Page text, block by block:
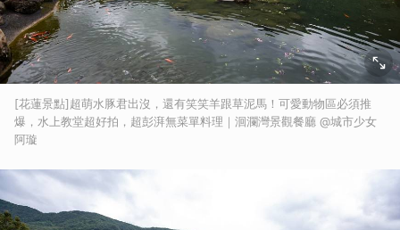
[花蓮景點]超萌水豚君出沒，還有笑笑羊跟草泥馬！可愛動物區必須推
爆，水上教堂超好拍，超彭湃無菜單料理｜洄瀾灣景觀餐廳 @城市少女
阿璇